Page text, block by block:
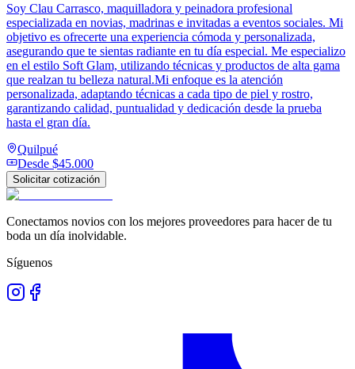
Soy Clau Carrasco, maquilladora y peinadora profesional
especializada en novias, madrinas e invitadas a eventos sociales. Mi
objetivo es ofrecerte una experiencia cómoda y personalizada,
asegurando que te sientas radiante en tu día especial. Me especializo
en el estilo Soft Glam, utilizando técnicas y productos de alta gama
que realzan tu belleza natural.Mi enfoque es la atención
personalizada, adaptando técnicas a cada tipo de piel y rostro,
garantizando calidad, puntualidad y dedicación desde la prueba
hasta el gran día.
Quilpué
Desde $45.000
Solicitar cotización
Conectamos novios con los mejores proveedores para hacer de tu
boda un día inolvidable.
Síguenos